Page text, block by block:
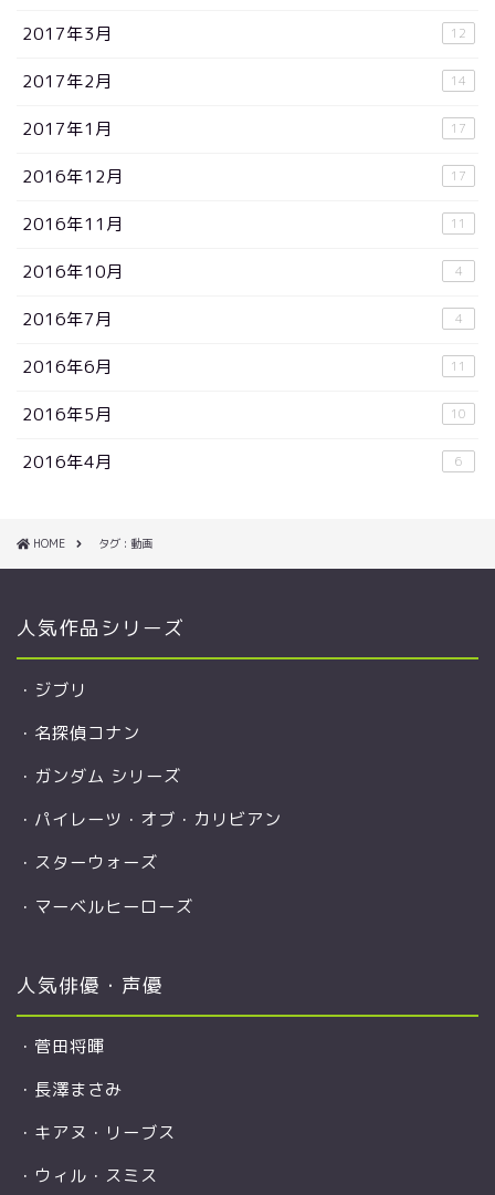
2017年3月 12
2017年2月 14
2017年1月 17
2016年12月 17
2016年11月 11
2016年10月 4
2016年7月 4
2016年6月 11
2016年5月 10
2016年4月 6
HOME タグ : 動画
人気作品シリーズ
・ ジブリ
・ 名探偵コナン
・ ガンダム シリーズ
・ パイレーツ・オブ・カリビアン
・ スターウォーズ
・ マーベルヒーローズ
人気俳優・声優
・ 菅田将暉
・ 長澤まさみ
・ キアヌ・リーブス
・ ウィル・スミス